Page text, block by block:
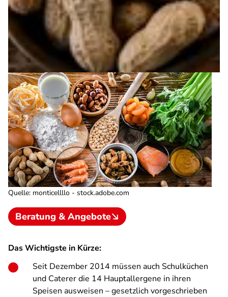
Quelle: monticellllo - stock.adobe.com
Beratung & Angebote
Das Wichtigste in Kürze:
Seit Dezember 2014 müssen auch Schulküchen
und Caterer die 14 Hauptallergene in ihren
Speisen ausweisen – gesetzlich vorgeschrieben